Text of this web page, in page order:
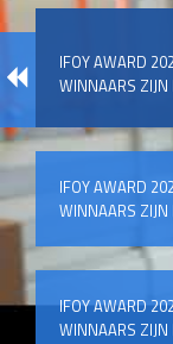
IFOY AWARD
WINNAARS ZIJN
IFOY AWARD
WINNAARS ZIJN
IFOY AWARD
WINNAARS ZIJN